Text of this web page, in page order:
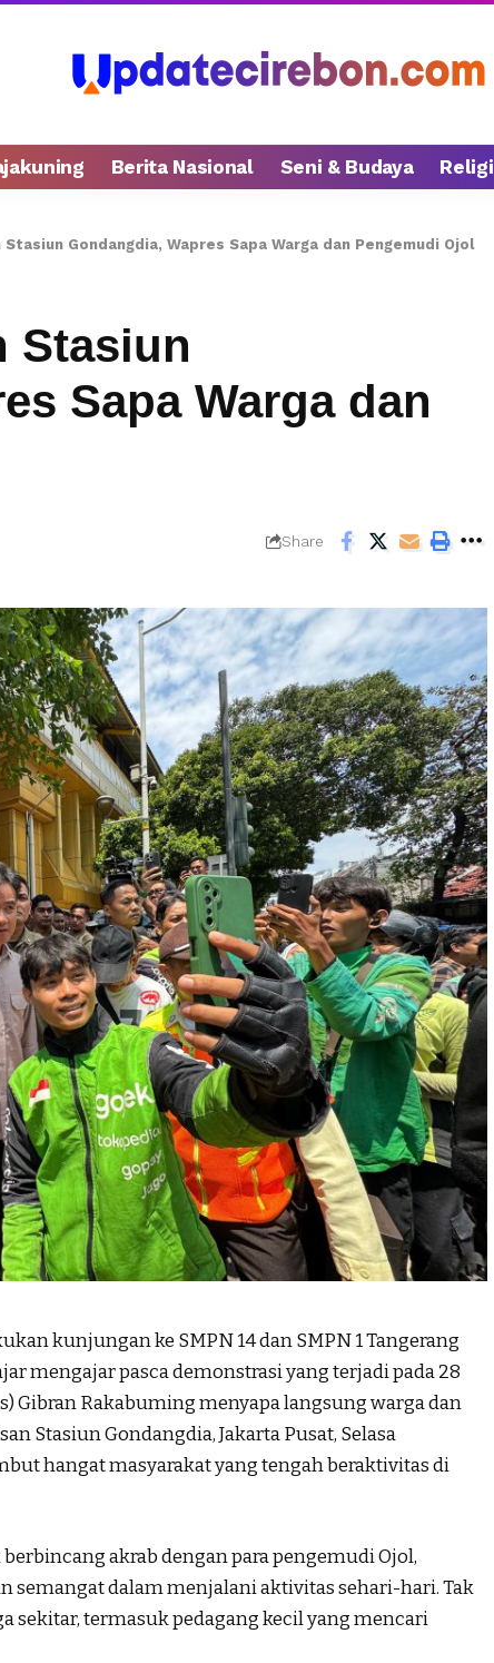
Berita Nasional Seni & Budaya Religi
Stasiun Gondangdia, Wapres Sapa Warga dan Pengemudi Ojol
Stasiun
Sapa Warga dan
Share
kunjungan ke SMPN 14 dan SMPN 1 Tangerang
mengajar pasca demonstrasi yang terjadi pada 28
Gibran Rakabuming menyapa langsung warga dan
Stasiun Gondangdia, Jakarta Pusat, Selasa
hangat masyarakat yang tengah beraktivitas di
akrab dengan para pengemudi Ojol,
semangat dalam menjalani aktivitas sehari-hari. Tak
sekitar, termasuk pedagang kecil yang mencari